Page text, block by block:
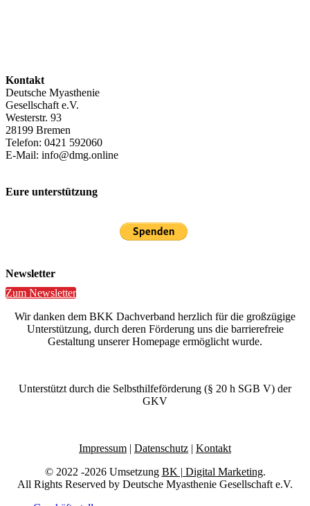
Kontakt
Deutsche Myasthenie
Gesellschaft e.V.
Westerstr. 93
28199 Bremen
Telefon: 0421 592060
E-Mail: info@dmg.online
Eure unterstützung
Newsletter
Zum Newsletter
Wir danken dem BKK Dachverband herzlich für die großzügige
Unterstützung, durch deren Förderung uns die barrierefreie
Gestaltung unserer Homepage ermöglicht wurde.
Unterstützt durch die Selbsthilfeförderung (§ 20 h SGB V) der
GKV
Impressum | Datenschutz | Kontakt
© 2022 -2026 Umsetzung BK | Digital Marketing.
All Rights Reserved by Deutsche Myasthenie Gesellschaft e.V.